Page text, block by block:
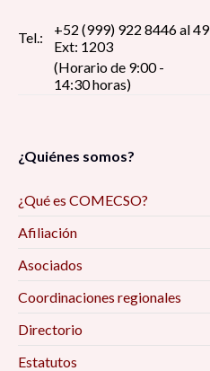
Tel.:
+52 (999) 922 8446 al 49
Ext: 1203
(Horario de 9:00 -
14:30 horas)
¿Quiénes somos?
¿Qué es COMECSO?
Afiliación
Asociados
Coordinaciones regionales
Directorio
Estatutos